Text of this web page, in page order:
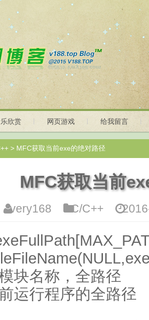
欣赏 网页游戏 给我留言
> MFC获取当前exe的绝对路径
MFC获取当前
very168 C/C++
块名称，全路径
运行程序的全路径